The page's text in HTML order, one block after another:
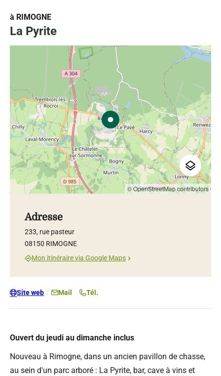
à RIMOGNE
La Pyrite
Ouvert du jeudi au dimanche inclus
Nouveau à Rimogne, dans un ancien pavillon de chasse,
au sein d'un parc arboré : La Pyrite, bar, cave à vins et
© OpenStreetMap contributors
Adresse
233, rue pasteur
08150 RIMOGNE
Mon itinéraire via Google Maps
Site web Mail Tél.